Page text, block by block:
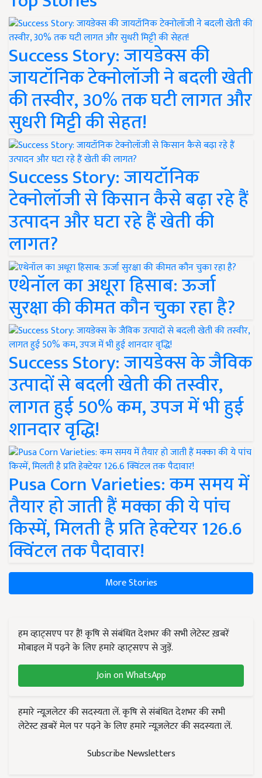
Success Story: जायडेक्स की
जायटॉनिक टेक्नोलॉजी ने बदली खेती
की तस्वीर, 30% तक घटी लागत और
सुधरी मिट्टी की सेहत!
Success Story: जायटॉनिक
टेक्नोलॉजी से किसान कैसे बढ़ा रहे हैं
उत्पादन और घटा रहे हैं खेती की
लागत?
एथेनॉल का अधूरा हिसाब: ऊर्जा
सुरक्षा की कीमत कौन चुका रहा है?
Success Story: जायडेक्स के जैविक
उत्पादों से बदली खेती की तस्वीर,
लागत हुई 50% कम, उपज में भी हुई
शानदार वृद्धि!
Pusa Corn Varieties: कम समय में
तैयार हो जाती हैं मक्का की ये पांच
किस्में, मिलती है प्रति हेक्टेयर 126.6
क्विंटल तक पैदावार!
More Stories
हम व्हाट्सएप पर हैं! कृषि से संबंधित देशभर की सभी लेटेस्ट ख़बरें
मोबाइल में पढ़ने के लिए हमारे व्हाट्सएप से जुड़ें.
Join on WhatsApp
हमारे न्यूज़लेटर की सदस्यता लें. कृषि से संबंधित देशभर की सभी
लेटेस्ट ख़बरें मेल पर पढ़ने के लिए हमारे न्यूज़लेटर की सदस्यता लें.
Subscribe Newsletters